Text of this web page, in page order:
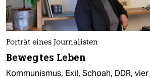
Porträt eines Journalisten
Bewegtes Leben
Kommunismus, Exil, Schoah, DDR,